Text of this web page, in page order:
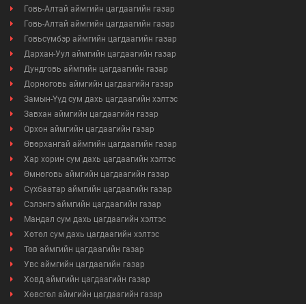
Говь-Алтай аймгийн цагдаагийн газар
Говь-Алтай аймгийн цагдаагийн газар
Говьсүмбэр аймгийн цагдаагийн газар
Дархан-Уул аймгийн цагдаагийн газар
Дундговь аймгийн цагдаагийн газар
Дорноговь аймгийн цагдаагийн газар
Замын-Үүд сум дахь цагдаагийн хэлтэс
Завхан аймгийн цагдаагийн газар
Орхон аймгийн цагдаагийн газар
Өвөрхангай аймгийн цагдаагийн газар
Хар хорин сум дахь цагдаагийн хэлтэс
Өмнөговь аймгийн цагдаагийн газар
Сүхбаатар аймгийн цагдаагийн газар
Сэлэнгэ аймгийн цагдаагийн газар
Мандал сум дахь цагдаагийн хэлтэс
Хөтөл сум дахь цагдаагийн хэлтэс
Төв аймгийн цагдаагийн газар
Увс аймгийн цагдаагийн газар
Ховд аймгийн цагдаагийн газар
Хөвсгөл аймгийн цагдаагийн газар